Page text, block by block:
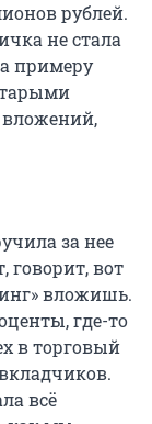
рублей.
не стала
примеру
вложений,
за нее
говорит, вот
вложишь.
где-то
в торговый
всё